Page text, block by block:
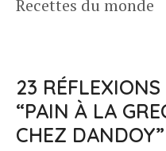
Recettes du monde
23
“PAIN À LA
CHEZ DANDOY”